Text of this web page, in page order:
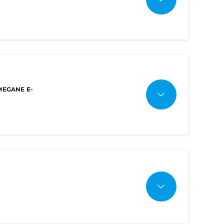
2022.
44,96%
rispetto allo stesso mese dell’anno
E-
con 1.332 veicoli. Chiude la top 5 la